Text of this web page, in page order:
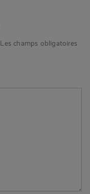
Les champs obligatoires